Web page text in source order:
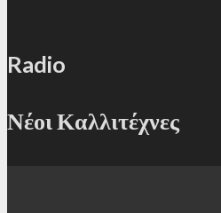
Radio
Νέοι Καλλιτέχνες